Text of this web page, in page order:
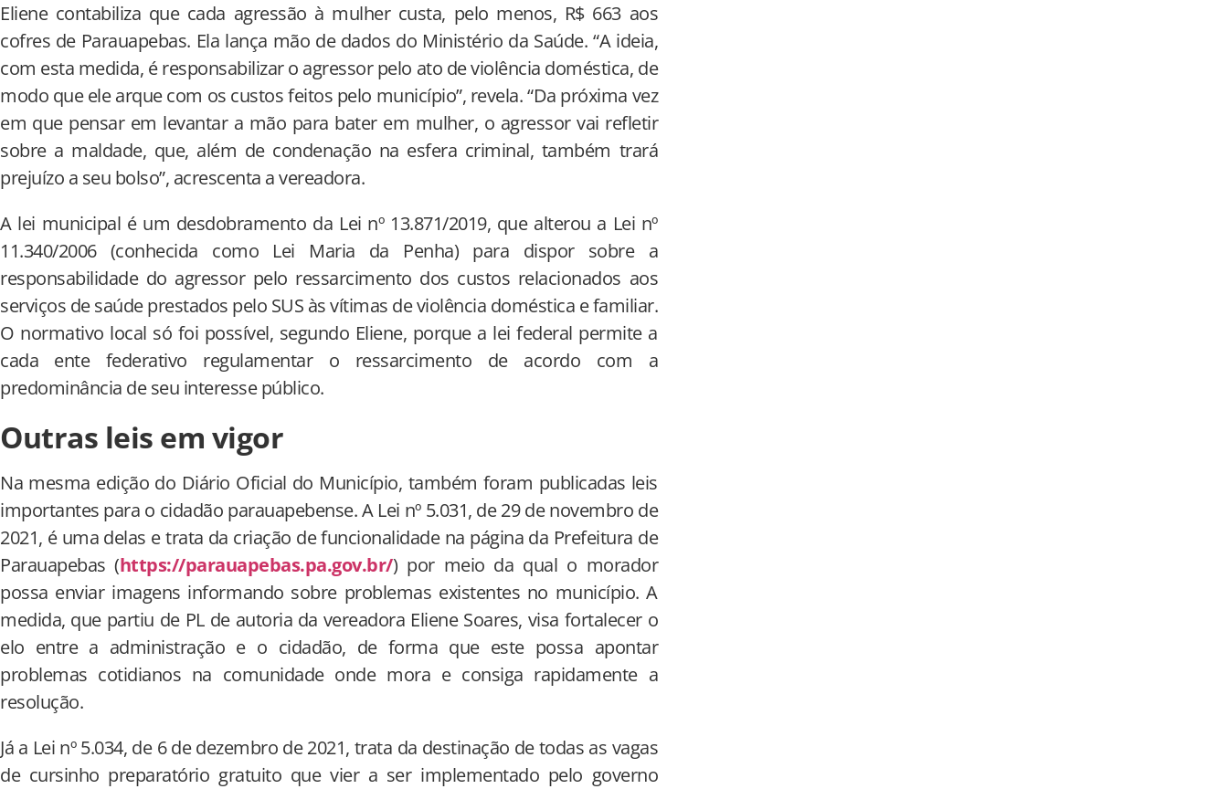
Eliene contabiliza que cada agressão à mulher custa, pelo menos, R$ 663 aos
cofres de Parauapebas. Ela lança mão de dados do Ministério da Saúde. “A ideia,
com esta medida, é responsabilizar o agressor pelo ato de violência doméstica, de
modo que ele arque com os custos feitos pelo município”, revela. “Da próxima vez
em que pensar em levantar a mão para bater em mulher, o agressor vai refletir
sobre a maldade, que, além de condenação na esfera criminal, também trará
prejuízo a seu bolso”, acrescenta a vereadora.
A lei municipal é um desdobramento da Lei nº 13.871/2019, que alterou a Lei nº
11.340/2006 (conhecida como Lei Maria da Penha) para dispor sobre a
responsabilidade do agressor pelo ressarcimento dos custos relacionados aos
serviços de saúde prestados pelo SUS às vítimas de violência doméstica e familiar.
O normativo local só foi possível, segundo Eliene, porque a lei federal permite a
cada ente federativo regulamentar o ressarcimento de acordo com a
predominância de seu interesse público.
Outras leis em vigor
Na mesma edição do Diário Oficial do Município, também foram publicadas leis
importantes para o cidadão parauapebense. A Lei nº 5.031, de 29 de novembro de
2021, é uma delas e trata da criação de funcionalidade na página da Prefeitura de
Parauapebas (https://parauapebas.pa.gov.br/) por meio da qual o morador
possa enviar imagens informando sobre problemas existentes no município. A
medida, que partiu de PL de autoria da vereadora Eliene Soares, visa fortalecer o
elo entre a administração e o cidadão, de forma que este possa apontar
problemas cotidianos na comunidade onde mora e consiga rapidamente a
resolução.
Já a Lei nº 5.034, de 6 de dezembro de 2021, trata da destinação de todas as vagas
de cursinho preparatório gratuito que vier a ser implementado pelo governo